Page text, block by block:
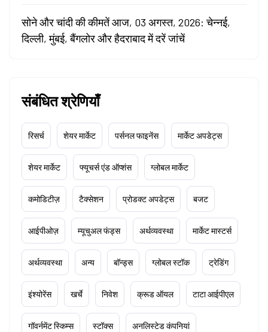
सोने और चांदी की कीमतें आज, 03 अगस्त, 2026: चेन्नई,
दिल्ली, मुंबई, बैंगलोर और हैदराबाद में दरें जांचें
संबंधित श्रेणियाँ
रिसर्च शेयर मार्केट पर्सनल फाइनेंस मार्केट अपडेट्स
शेयर मार्केट फ्यूचर्स एंड ऑप्शंस ग्लोबल मार्केट
कमोडिटीज़ टैक्सेशन प्रोडक्ट अपडेट्स बजट
आईपीओज़ म्यूचुअल फंड्स अर्थव्यवस्था मार्केट मास्टर्स
अर्थव्यवस्था अन्य बॉन्ड्स ग्लोबल स्टॉक ट्रेडिंग
इंश्योरेंस खर्चे निवेश क्रूड ऑयल टाटा आईपीएल
गॉवर्नमेंट स्किम्स स्टॉक्स अनलिस्टेड कंपनियां